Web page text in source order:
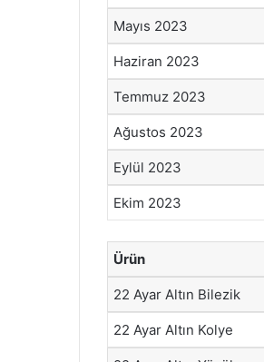
Mayıs 2023
Haziran 2023
Temmuz 2023
Ağustos 2023
Eylül 2023
Ekim 2023
Ürün
22 Ayar Altın Bilezik
22 Ayar Altın Kolye